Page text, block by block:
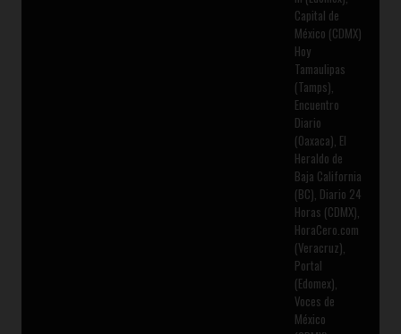
Capital de
México (CDMX)
Hoy
Tamaulipas
(Tamps),
Encuentro
Diario
(Oaxaca), El
Heraldo de
Baja California
(BC), Diario 24
Horas (CDMX),
HoraCero.com
(Veracruz),
Portal
(Edomex),
Voces de
México